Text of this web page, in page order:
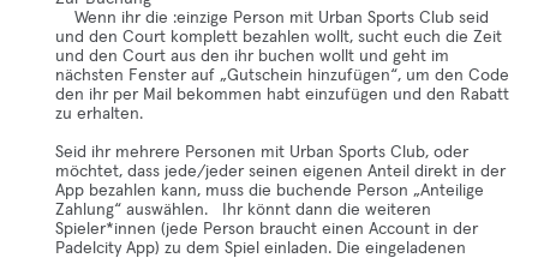
Wenn ihr die :einzige Person mit Urban Sports Club seid
und den Court komplett bezahlen wollt, sucht euch die Zeit
und den Court aus den ihr buchen wollt und geht im
nächsten Fenster auf „Gutschein hinzufügen“, um den Code
den ihr per Mail bekommen habt einzufügen und den Rabatt
zu erhalten.
Seid ihr mehrere Personen mit Urban Sports Club, oder
möchtet, dass jede/jeder seinen eigenen Anteil direkt in der
App bezahlen kann, muss die buchende Person „Anteilige
Zahlung“ auswählen. Ihr könnt dann die weiteren
Spieler*innen (jede Person braucht einen Account in der
Padelcity App) zu dem Spiel einladen. Die eingeladenen